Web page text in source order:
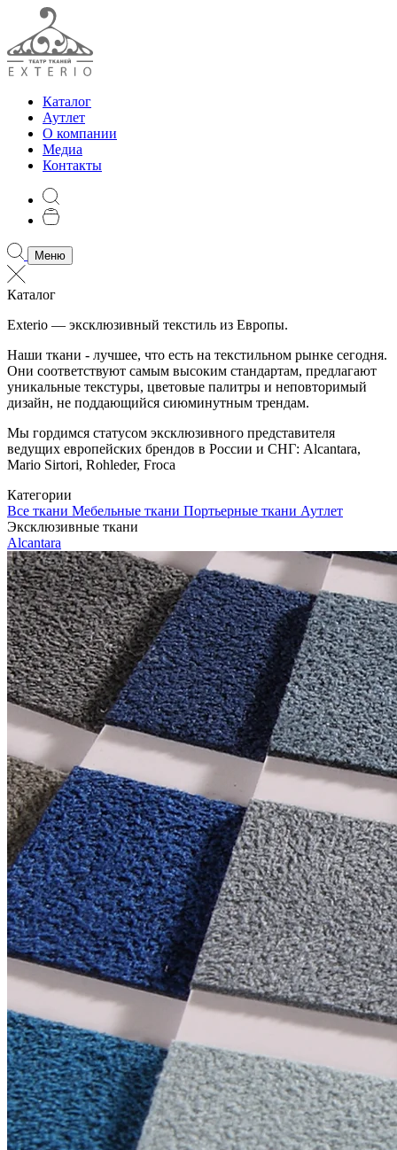
Каталог
Аутлет
О компании
Медиа
Контакты
Меню
Каталог
Exterio — эксклюзивный текстиль из Европы.
Наши ткани - лучшее, что есть на текстильном рынке сегодня.
Они соответствуют самым высоким стандартам, предлагают
уникальные текстуры, цветовые палитры и неповторимый
дизайн, не поддающийся сиюминутным трендам.
Мы гордимся статусом эксклюзивного представителя
ведущих европейских брендов в России и СНГ: Alcantara,
Mario Sirtori, Rohleder, Froca
Категории
Все ткани Мебельные ткани Портьерные ткани Аутлет
Эксклюзивные ткани
Alcantara